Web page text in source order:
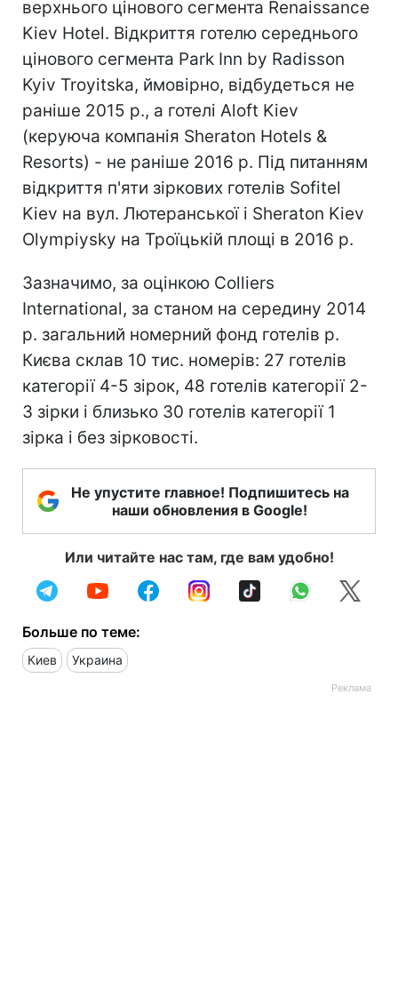
верхнього цінового сегмента Renaissance
Kiev Hotel. Відкриття готелю середнього
цінового сегмента Park Inn by Radisson
Kyiv Troyitska, ймовірно, відбудеться не
раніше 2015 р., а готелі Aloft Kiev
(керуюча компанія Sheraton Hotels &
Resorts) - не раніше 2016 р. Під питанням
відкриття п'яти зіркових готелів Sofitel
Kiev на вул. Лютеранської і Sheraton Kiev
Olympiysky на Троїцькій площі в 2016 р.
Зазначимо, за оцінкою Colliers
International, за станом на середину 2014
р. загальний номерний фонд готелів р.
Києва склав 10 тис. номерів: 27 готелів
категорії 4-5 зірок, 48 готелів категорії 2-
3 зірки і близько 30 готелів категорії 1
зірка і без зірковості.
Не упустите главное! Подпишитесь на
наши обновления в Google!
Или читайте нас там, где вам удобно!
Больше по теме:
Киев Украина